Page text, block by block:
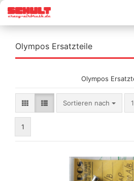
Olympos Ersatzteile
Olympos
Sortieren nach
Sortieren nach
1